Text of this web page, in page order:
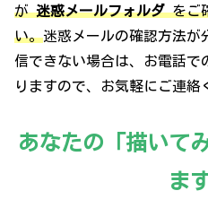
が迷惑メールフォルダをご
い。迷惑メールの確認方法が
信できない場合は、お電話で
りますので、お気軽にご連絡
あなたの「描いて
ま